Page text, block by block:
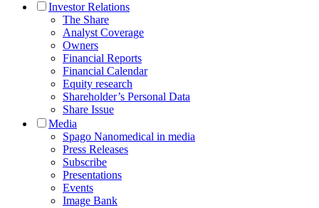
Investor Relations
The Share
Analyst Coverage
Owners
Financial Reports
Financial Calendar
Equity research
Shareholder’s Personal Data
Share Issue
Media
Spago Nanomedical in media
Press Releases
Subscribe
Presentations
Events
Image Bank